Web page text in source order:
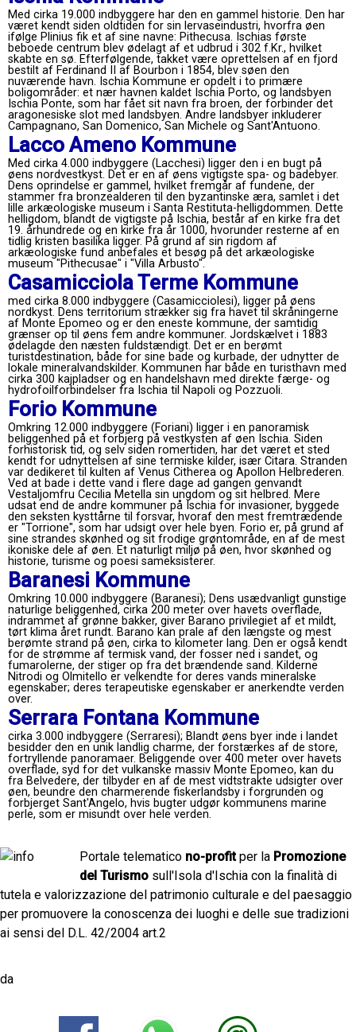
Med cirka 19.000 indbyggere har den en gammel historie. Den har
været kendt siden oldtiden for sin lervaseindustri, hvorfra øen
ifølge Plinius fik et af sine navne: Pithecusa. Ischias første
beboede centrum blev ødelagt af et udbrud i 302 f.Kr., hvilket
skabte en sø. Efterfølgende, takket være oprettelsen af ​​en fjord
bestilt af Ferdinand II af Bourbon i 1854, blev søen den
nuværende havn. Ischia Kommune er opdelt i to primære
boligområder: et nær havnen kaldet Ischia Porto, og landsbyen
Ischia Ponte, som har fået sit navn fra broen, der forbinder det
aragonesiske slot med landsbyen. Andre landsbyer inkluderer
Campagnano, San Domenico, San Michele og Sant'Antuono.
Lacco Ameno Kommune
Med cirka 4.000 indbyggere (Lacchesi) ligger den i en bugt på
øens nordvestkyst. Det er en af ​​øens vigtigste spa- og badebyer.
Dens oprindelse er gammel, hvilket fremgår af fundene, der
stammer fra bronzealderen til den byzantinske æra, samlet i det
lille arkæologiske museum i Santa Restituta-helligdommen. Dette
helligdom, blandt de vigtigste på Ischia, består af en kirke fra det
19. århundrede og en kirke fra år 1000, hvorunder resterne af en
tidlig kristen basilika ligger. På grund af sin rigdom af
arkæologiske fund anbefales et besøg på det arkæologiske
museum "Pithecusae" i "Villa Arbusto".
Casamicciola Terme Kommune
med cirka 8.000 indbyggere (Casamicciolesi), ligger på øens
nordkyst. Dens territorium strækker sig fra havet til skråningerne
af Monte Epomeo og er den eneste kommune, der samtidig
grænser op til øens fem andre kommuner. Jordskælvet i 1883
ødelagde den næsten fuldstændigt. Det er en berømt
turistdestination, både for sine bade og kurbade, der udnytter de
lokale mineralvandskilder. Kommunen har både en turisthavn med
cirka 300 kajpladser og en handelshavn med direkte færge- og
hydrofoilforbindelser fra Ischia til Napoli og Pozzuoli.
Forio Kommune
Omkring 12.000 indbyggere (Foriani) ligger i en panoramisk
beliggenhed på et forbjerg på vestkysten af ​​øen Ischia. Siden
forhistorisk tid, og selv siden romertiden, har det været et sted
kendt for udnyttelsen af ​​sine termiske kilder, især Citara. Stranden
var dedikeret til kulten af ​​Venus Citherea og Apollon Helbrederen.
Ved at bade i dette vand i flere dage ad gangen genvandt
Vestaljomfru Cecilia Metella sin ungdom og sit helbred. Mere
udsat end de andre kommuner på Ischia for invasioner, byggede
den seksten kysttårne ​​til forsvar, hvoraf den mest fremtrædende
er "Torrione", som har udsigt over hele byen. Forio er, på grund af
sine strandes skønhed og sit frodige grøntområde, en af ​​de mest
ikoniske dele af øen. Et naturligt miljø på øen, hvor skønhed og
historie, turisme og poesi sameksisterer.
Baranesi Kommune
Omkring 10.000 indbyggere (Baranesi); Dens usædvanligt gunstige
naturlige beliggenhed, cirka 200 meter over havets overflade,
indrammet af grønne bakker, giver Barano privilegiet af et mildt,
tørt klima året rundt. Barano kan prale af den længste og mest
berømte strand på øen, cirka to kilometer lang. Den er også kendt
for de strømme af termisk vand, der fosser ned i sandet, og
fumarolerne, der stiger op fra det brændende sand. Kilderne
Nitrodi og Olmitello er velkendte for deres vands mineralske
egenskaber; deres terapeutiske egenskaber er anerkendte verden
over.
Serrara Fontana Kommune
cirka 3.000 indbyggere (Serraresi); Blandt øens byer inde i landet
besidder den en unik landlig charme, der forstærkes af de store,
fortryllende panoramaer. Beliggende over 400 meter over havets
overflade, syd for det vulkanske massiv Monte Epomeo, kan du
fra Belvedere, der tilbyder en af ​​de mest vidtstrakte udsigter over
øen, beundre den charmerende fiskerlandsby i forgrunden og
forbjerget Sant'Angelo, hvis bugter udgør kommunens marine
perle, som er misundt over hele verden.
Portale telematico no-profitper la Promozione
del Turismo sull'Isola d'Ischia con la finalità di
tutela e valorizzazione del patrimonio culturale e del paesaggio
per promuovere la conoscenza dei luoghi e delle sue tradizioni
ai sensi del D.L. 42/2004 art.2
da